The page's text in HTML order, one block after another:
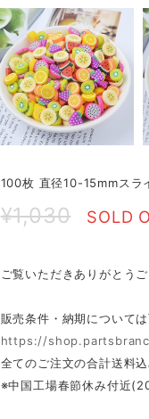
100枚 直径10-15mmスラ
¥1,030 SOLD
ご覧いただきありがとう
販売条件・納期について
https://
全てのご注文の合計送料
※中国工場春節休み付近